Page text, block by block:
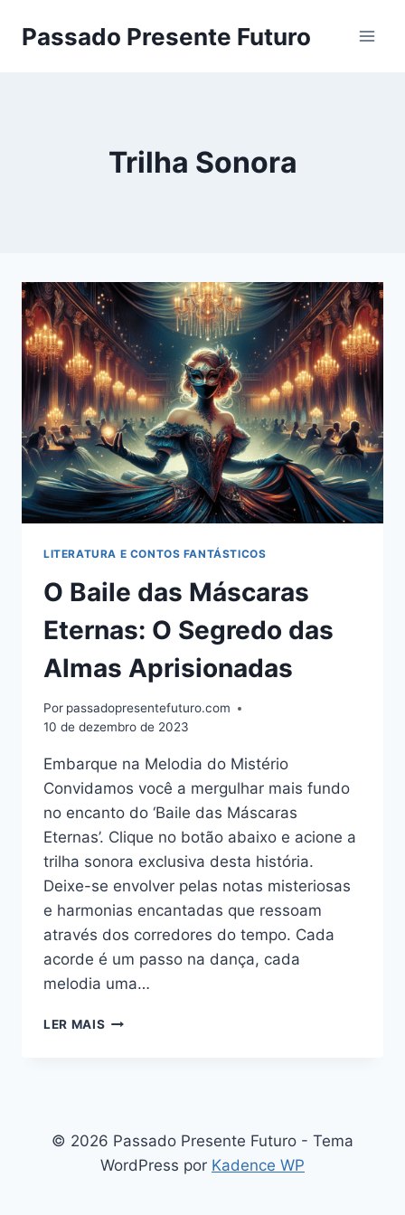
paraPassado Presente Futuro
Trilha Sonora
LITERATURA E CONTOS FANTÁSTICOS
O Baile das Máscaras
Eternas: O Segredo das
Almas Aprisionadas
Por passadopresentefuturo.com
10 de dezembro de 2023
Embarque na Melodia do Mistério
Convidamos você a mergulhar mais fundo
no encanto do ‘Baile das Máscaras
Eternas’. Clique no botão abaixo e acione a
trilha sonora exclusiva desta história.
Deixe-se envolver pelas notas misteriosas
e harmonias encantadas que ressoam
através dos corredores do tempo. Cada
acorde é um passo na dança, cada
melodia uma…
LER MAIS
SEGREDO
ALMAS
© 2026 Passado Presente Futuro - Tema
WordPress por Kadence WP